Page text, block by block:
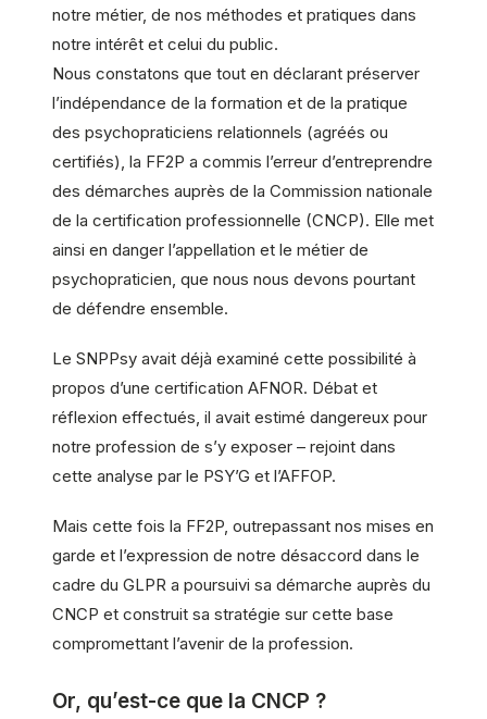
notre métier, de nos méthodes et pratiques dans
notre intérêt et celui du public.
Nous constatons que tout en déclarant préserver
l’indépendance de la formation et de la pratique
des psychopraticiens relationnels (agréés ou
certifiés), la FF2P a commis l’erreur d’entreprendre
des démarches auprès de la Commission nationale
de la certification professionnelle (CNCP). Elle met
ainsi en danger l’appellation et le métier de
psychopraticien, que nous nous devons pourtant
de défendre ensemble.
Le SNPPsy avait déjà examiné cette possibilité à
propos d’une certification AFNOR. Débat et
réflexion effectués, il avait estimé dangereux pour
notre profession de s’y exposer – rejoint dans
cette analyse par le PSY’G et l’AFFOP.
Mais cette fois la FF2P, outrepassant nos mises en
garde et l’expression de notre désaccord dans le
cadre du GLPR a poursuivi sa démarche auprès du
CNCP et construit sa stratégie sur cette base
compromettant l’avenir de la profession.
Or, qu’est-ce que la CNCP ?